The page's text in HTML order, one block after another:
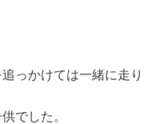
っかけては一緒に走り
でした。